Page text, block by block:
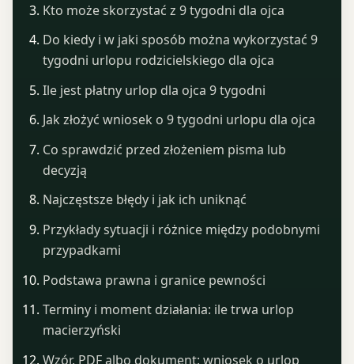
Kto może skorzystać z 9 tygodni dla ojca
Do kiedy i w jaki sposób można wykorzystać 9
tygodni urlopu rodzicielskiego dla ojca
Ile jest płatny urlop dla ojca 9 tygodni
Jak złożyć wniosek o 9 tygodni urlopu dla ojca
Co sprawdzić przed złożeniem pisma lub
decyzją
Najczęstsze błędy i jak ich uniknąć
Przykłady sytuacji i różnice między podobnymi
przypadkami
Podstawa prawna i granice pewności
Terminy i moment działania: ile trwa urlop
macierzyński
Wzór, PDF albo dokument: wniosek o urlop